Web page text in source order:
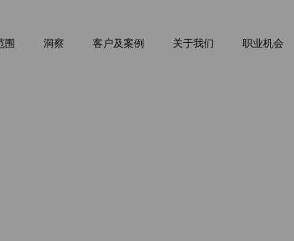
main
围 洞察 客户及案例 关于我们 职业机会